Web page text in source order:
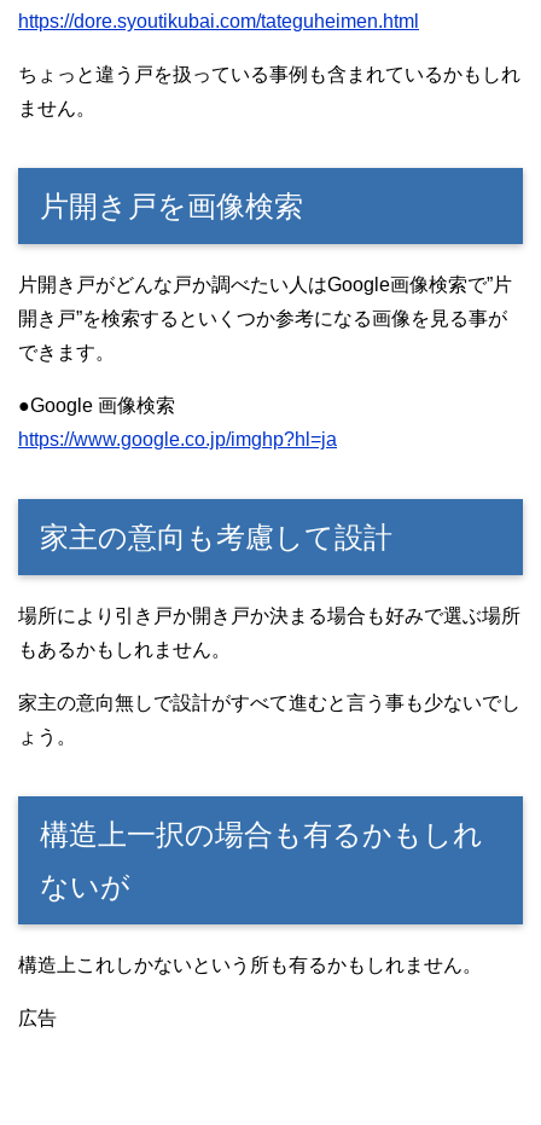
https://dore.syoutikubai.com/tateguheimen.html
ちょっと違う戸を扱っている事例も含まれているかもしれ
ません。
片開き戸を画像検索
片開き戸がどんな戸か調べたい人はGoogle画像検索で”片
開き戸”を検索するといくつか参考になる画像を見る事が
できます。
●Google 画像検索
https://www.google.co.jp/imghp?hl=ja
家主の意向も考慮して設計
場所により引き戸か開き戸か決まる場合も好みで選ぶ場所
もあるかもしれません。
家主の意向無しで設計がすべて進むと言う事も少ないでし
ょう。
構造上一択の場合も有るかもしれ
ないが
構造上これしかないという所も有るかもしれません。
広告